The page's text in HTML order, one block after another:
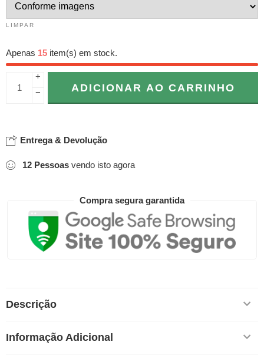
LIMPAR
Apenas 15 item(s) em stock.
+
−
ADICIONAR AO CARRINHO
Entrega & Devolução
12 Pessoas vendo isto agora
Compra segura garantida
Descrição
Informação Adicional